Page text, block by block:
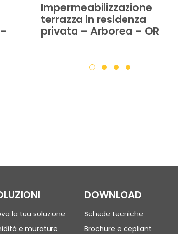
Impermeabilizzazione
terrazza in residenza
privata – Arborea – OR
la tua soluzione
e murature
DOWNLOAD
Schede tecniche
Brochure e depliant